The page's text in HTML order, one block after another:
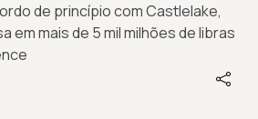
de princípio com Castlelake,
em mais de 5 mil milhões de libras